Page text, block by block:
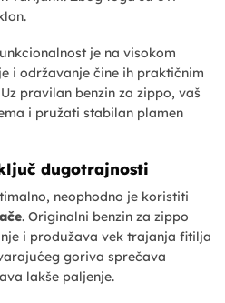
je na visokom
i održavanje čine ih praktičnim
pravilan benzin za zippo, vaš
i pružati stabilan plamen
dugotrajnosti
neophodno je koristiti
. Originalni benzin za zippo
i produžava vek trajanja fitilja
goriva sprečava
lakše paljenje.